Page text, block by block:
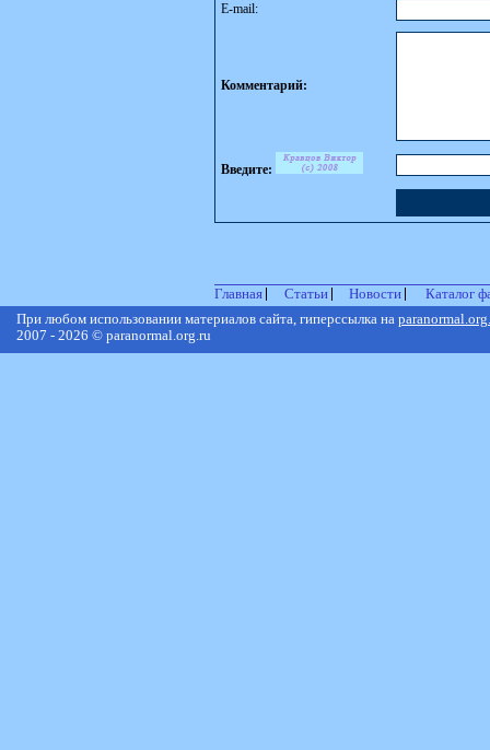
E-mail:
Комментарий:
Введите:
Главная Статьи Новости
Каталог
При любом использовании материалов сайта, гиперссылка на
2007 - 2026 © paranormal.org.ru